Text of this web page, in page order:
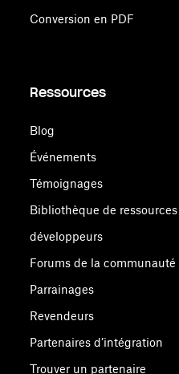
Conversion en PDF
Ressources
Blog
Événements
Témoignages
Bibliothèque de ressources
développeurs
Forums de la communauté
Parrainages
Revendeurs
Partenaires d’intégration
Trouver un partenaire